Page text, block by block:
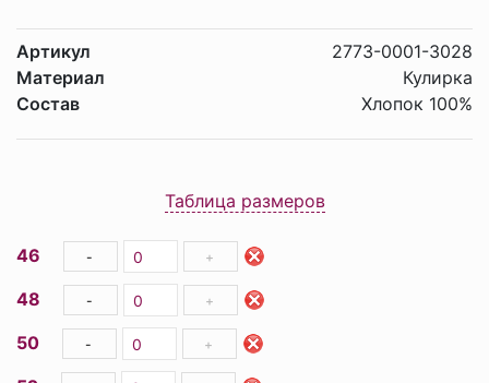
Артикул
2773-0001-3028
Материал
Кулирка
Состав
Хлопок 100%
Таблица размеров
46 - +
48 - +
50 - +